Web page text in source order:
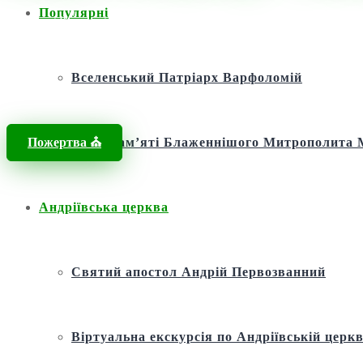
Популярні
Вселенський Патріарх Варфоломій
Фонд пам’яті Блаженнішого
Андріївська церква
Святий апостол Андрій Первозванний
Віртуальна екскурсія по Андріївській
Пожертва ⛪️
Головна / Новини /